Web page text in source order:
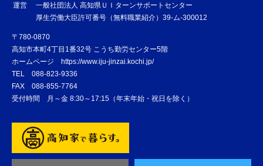
運営
一般社団法人 高知県ＵＩターンサポートセンター
厚生労働大臣許可番号（無料職業紹介）39-ム-300012
〒780-0870
高知市本町4丁目1番32号 こうち勤労センター5階
ホームページ https://www.iju-jinzai.kochi.jp/
TEL 088-823-9336
FAX 088-855-7764
受付時間 月～金 8:30～17:15（年末年始・祝日を除く）